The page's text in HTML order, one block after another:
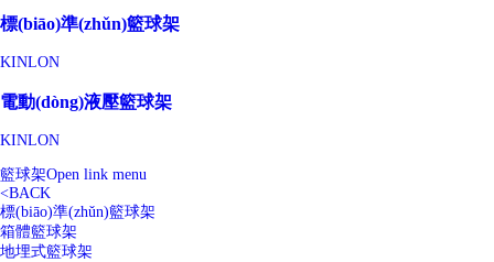
標(biāo)準(zhǔn)籃球架
KINLON
電動(dòng)液壓籃球架
KINLON
籃球架Open link menu
<BACK
標(biāo)準(zhǔn)籃球架
箱體籃球架
地埋式籃球架